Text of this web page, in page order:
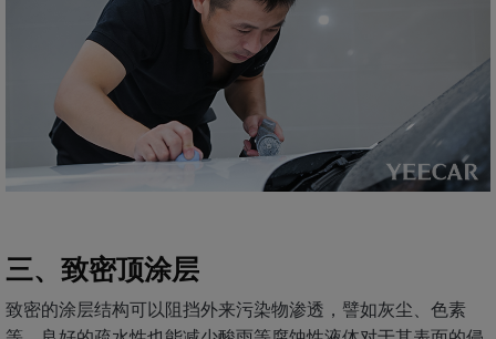
三、致密顶涂层
致密的涂层结构可以阻挡外来污染物渗透，譬如灰尘、色素